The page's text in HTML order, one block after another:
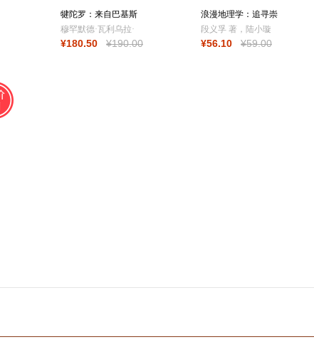
犍陀罗：来自巴基斯
坦的佛教文明
穆罕默德·瓦利乌拉·
汗
¥180.50 ¥190.00
浪漫地理学：追寻崇
高景观
段义孚 著，陆小璇
译
¥56.10 ¥59.00